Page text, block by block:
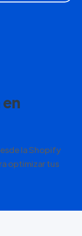
la Shopify
optimizar tus